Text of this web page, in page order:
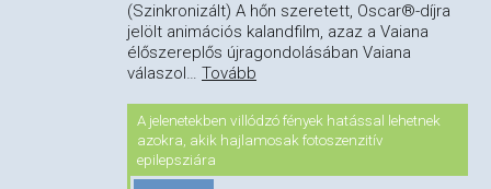
(Szinkronizált) A hőn szeretett, Oscar®-díjra
jelölt animációs kalandfilm, azaz a Vaiana
élőszereplős újragondolásában Vaiana
válaszol… Tovább
A jelenetekben villódzó fények hatással lehetnek
azokra, akik hajlamosak fotoszenzitív
epilepsziára